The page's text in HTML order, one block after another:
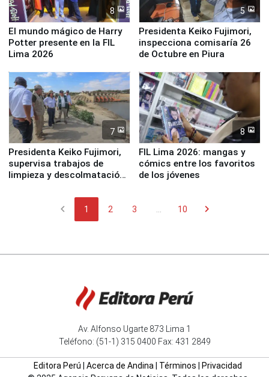
8
El mundo mágico de Harry
Potter presente en la FIL
Lima 2026
5
Presidenta Keiko Fujimori,
inspecciona comisaría 26
de Octubre en Piura
7
Presidenta Keiko Fujimori,
supervisa trabajos de
limpieza y descolmatación
8
FIL Lima 2026: mangas y
cómics entre los favoritos
de los jóvenes
chevron_left 1 2 3 10 chevron_right
Av. Alfonso Ugarte 873 Lima 1
Teléfono: (51-1) 315 0400 Fax: 431 2849
Editora Perú Acerca de Andina| Términos
Privacidad